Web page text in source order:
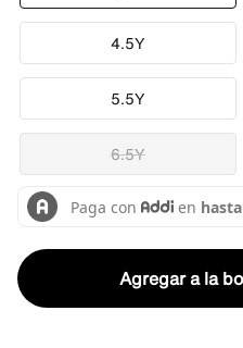
4.5Y
5.5Y
6.5Y
Agregar a la